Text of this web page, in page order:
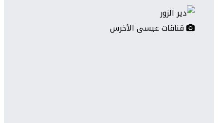
قناقات عيسى الأخرس